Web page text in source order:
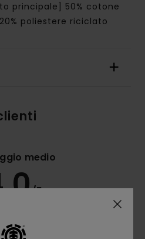
principale] 50% cotone
poliestere riciclato
medio
/5
verificate